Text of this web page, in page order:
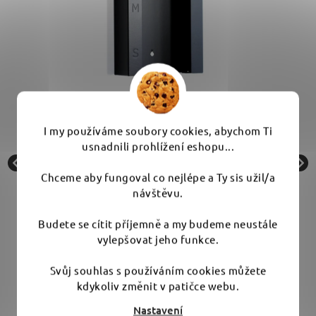
I my používáme soubory cookies, abychom Ti
usnadnili prohlížení eshopu...
Chceme aby fungoval co nejlépe a Ty sis užil/a
návštěvu.
Budete se cítit příjemně a my budeme neustále
vylepšovat jeho funkce.
Svůj souhlas s používáním cookies můžete
kdykoliv změnit v patičce webu.
Nastavení
Poka Premium A 3 neat gloves box holder -
trojitý držák na rukavice
Skladem
1 449 Kč
Do košíku